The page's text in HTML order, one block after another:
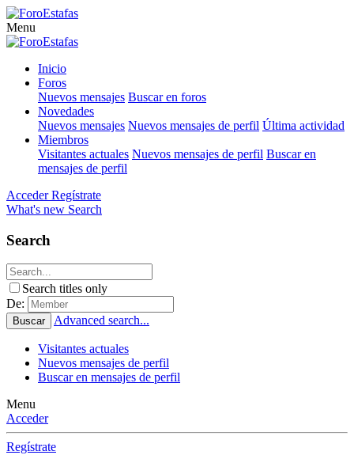
Menu
Inicio
Foros
Nuevos mensajes Buscar en foros
Novedades
Nuevos mensajes Nuevos mensajes de perfil Última actividad
Miembros
Visitantes actuales Nuevos mensajes de perfil Buscar en
mensajes de perfil
Acceder Regístrate
What's new Search
Search
Search titles only
De:
Buscar Advanced search...
Visitantes actuales
Nuevos mensajes de perfil
Buscar en mensajes de perfil
Menu
Acceder
Regístrate